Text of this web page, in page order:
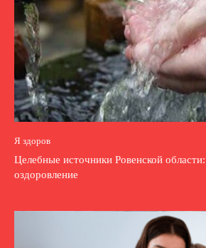
Я здоров
Целебные источники Ровенской
оздоровление